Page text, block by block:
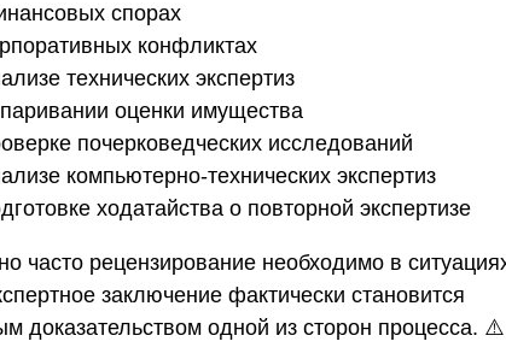
спорах
конфликтах
технических экспертиз
оценки имущества
почерковедческих исследований
компьютерно-технических экспертиз
ходатайства о повторной экспертизе
часто рецензирование необходимо в
заключение фактически становится
доказательством одной из сторон процесса. ⚠️